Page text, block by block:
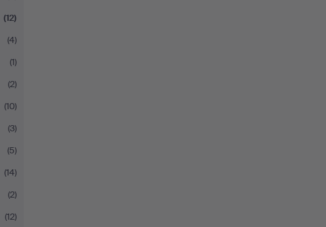
(12)
(4)
(1)
(2)
(10)
(3)
(5)
(14)
(2)
(12)